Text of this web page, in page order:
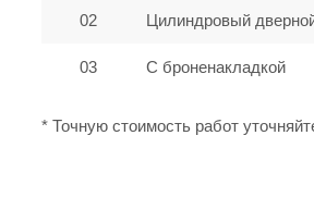
02 Цилиндровый
03 С броненакладкой
* Точную стоимость работ